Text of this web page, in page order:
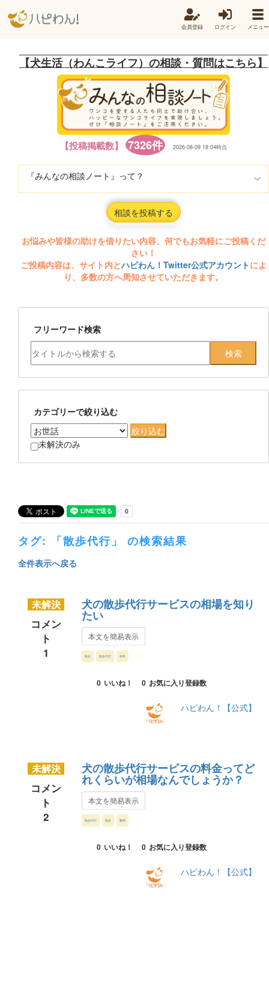
会員登録 ログイン メニュー
【犬生活（わんこライフ）の相談・質問はこちら】
【投稿掲載数】 7326件 2026-08-09 18:04時点
『みんなの相談ノート』って？
相談を投稿する
お悩みや皆様の助けを借りたい内容、何でもお気軽にご投稿くだ
さい！
ご投稿内容は、サイト内とハピわん！Twitter公式アカウントによ
り、多数の方へ周知させていただきます。
フリーワード検索
カテゴリーで絞り込む
未解決のみ
タグ: 「散歩代行」 の検索結果
全件表示へ戻る
未解決
コメン
ト
1
犬の散歩代行サービスの相場を知り
たい
本文を簡易表示
散歩 散歩代行 有料
0 いいね！ 0 お気に入り登録数
ハピわん！【公式】
未解決
コメン
ト
2
犬の散歩代行サービスの料金ってど
れくらいが相場なんでしょうか？
本文を簡易表示
散歩代行 散歩 費用
0 いいね！ 0 お気に入り登録数
ハピわん！【公式】